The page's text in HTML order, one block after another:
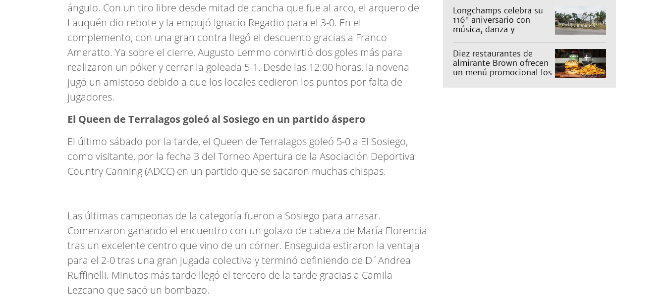
ángulo. Con un tiro libre desde mitad de cancha que fue al arco, el arquero de
Lauquén dio rebote y la empujó Ignacio Regadio para el 3-0. En el
complemento, con una gran contra llegó el descuento gracias a Franco
Ameratto. Ya sobre el cierre, Augusto Lemmo convirtió dos goles más para
realizaron un póker y cerrar la goleada 5-1. Desde las 12:00 horas, la novena
jugó un amistoso debido a que los locales cedieron los puntos por falta de
jugadores.
El Queen de Terralagos goleó al Sosiego en un partido áspero
El último sábado por la tarde, el Queen de Terralagos goleó 5-0 a El Sosiego,
como visitante, por la fecha 3 del Torneo Apertura de la Asociación Deportiva
Country Canning (ADCC) en un partido que se sacaron muchas chispas.
Las últimas campeonas de la categoría fueron a Sosiego para arrasar.
Comenzaron ganando el encuentro con un golazo de cabeza de María Florencia
tras un excelente centro que vino de un córner. Enseguida estiraron la ventaja
para el 2-0 tras una gran jugada colectiva y terminó definiendo de D´Andrea
Ruffinelli. Minutos más tarde llegó el tercero de la tarde gracias a Camila
Lezcano que sacó un bombazo.
Longchamps celebra su
116° aniversario con
música, danza y
familia
Diez restaurantes de
almirante Brown ofrecen
un menú promocional los